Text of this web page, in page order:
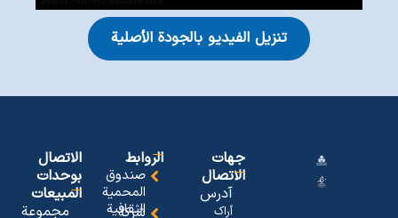
تنزيل الفيديو بالجودة الأصلية
جهات
الاتصال
آدرس
أراک
الروابط
صندوق
المحمیة
الثقافیة
شرکة
الاتصال
بوحدات
المبیعات
مجموعة